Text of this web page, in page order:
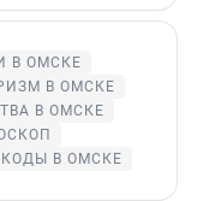
В ОМСКЕ
В ОМСКЕ
В ОМСКЕ
В ОМСКЕ